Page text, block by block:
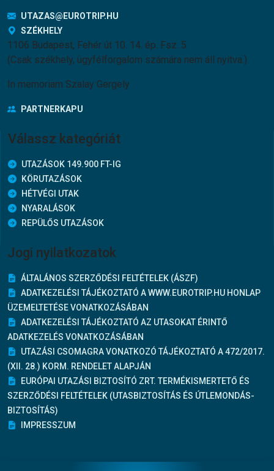
UTAZAS@EUROTRIP.HU
SZÉKHELY
1106 Budapest, Fehér út 10. 14. ép. Fsz. 5.
(Csak székhely, ügyfélforgalom számára nem áll nyitva.)
In memoriam Szalay Gergely
PARTNERKAPU
Válassz kategóriát
UTAZÁSOK 149.900 FT-IG
KÖRUTAZÁSOK
HÉTVÉGI UTAK
NYARALÁSOK
REPÜLŐS UTAZÁSOK
Jogi nyilatkozatok
ÁLTALÁNOS SZERZŐDÉSI FELTÉTELEK (ÁSZF)
ADATKEZELÉSI TÁJÉKOZTATÓ A WWW.EUROTRIP.HU HONLAP
ÜZEMELTETÉSE VONATKOZÁSÁBAN
ADATKEZELÉSI TÁJÉKOZTATÓ AZ UTASOKAT ÉRINTŐ
ADATKEZELÉS VONATKOZÁSÁBAN
UTAZÁSI CSOMAGRA VONATKOZÓ TÁJÉKOZTATÓ A 472/2017.
(XII. 28.) KORM. RENDELET ALAPJÁN
EURÓPAI UTAZÁSI BIZTOSÍTÓ ZRT. TERMÉKISMERTETŐ ÉS
SZERZŐDÉSI FELTÉTELEK (UTASBIZTOSÍTÁS ÉS ÚTLEMONDÁS-
BIZTOSÍTÁS)
IMPRESSZUM